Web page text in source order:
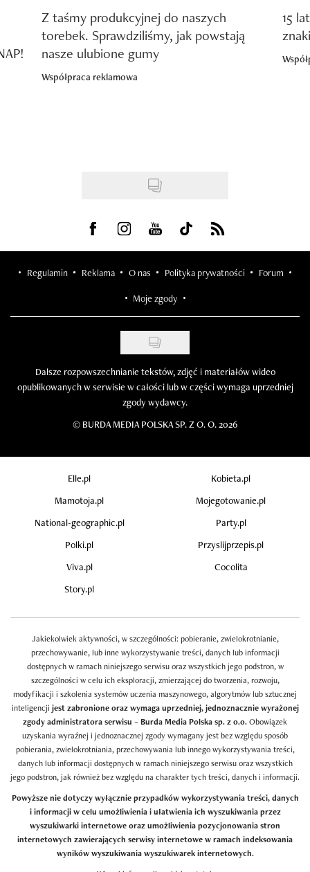
Z taśmy produkcyjnej do naszych
torebek. Sprawdziliśmy, jak powstają
nasze ulubione gumy
Współpraca reklamowa
15
Visit us on Facebook
Visit us on Instagram
Visit us on Youtube
Visit us on Tiktok
Visit us on Rss
Regulamin Reklama O nas Polityka prywatności Forum
Moje zgody
Dalsze rozpowszechnianie tekstów, zdjęć i materiałów wideo
opublikowanych w serwisie w całości lub w części wymaga uprzedniej
zgody wydawcy.
© BURDA MEDIA POLSKA SP. Z O. O. 2026
Elle.pl
Kobieta.pl
Mamotoja.pl
Mojegotowanie.pl
National-geographic.pl
Party.pl
Polki.pl
Przyslijprzepis.pl
Viva.pl
Cocolita
Story.pl
Jakiekolwiek aktywności, w szczególności: pobieranie, zwielokrotnianie,
przechowywanie, lub inne wykorzystywanie treści, danych lub informacji
dostępnych w ramach niniejszego serwisu oraz wszystkich jego podstron, w
szczególności w celu ich eksploracji, zmierzającej do tworzenia, rozwoju,
modyfikacji i szkolenia systemów uczenia maszynowego, algorytmów lub sztucznej
inteligencji jest zabronione oraz wymaga uprzedniej, jednoznacznie wyrażonej
zgody administratora serwisu – Burda Media Polska sp. z o.o.Obowiązek
uzyskania wyraźnej i jednoznacznej zgody wymagany jest bez względu sposób
pobierania, zwielokrotniania, przechowywania lub innego wykorzystywania treści,
danych lub informacji dostępnych w ramach niniejszego serwisu oraz wszystkich
jego podstron, jak również bez względu na charakter tych treści, danych i informacji.
Powyższe nie dotyczy wyłącznie przypadków wykorzystywania treści, danych
i informacji w celu umożliwienia i ułatwienia ich wyszukiwania przez
wyszukiwarki internetowe oraz umożliwienia pozycjonowania stron
internetowych zawierających serwisy internetowe w ramach indeksowania
wyników wyszukiwania wyszukiwarek internetowych.